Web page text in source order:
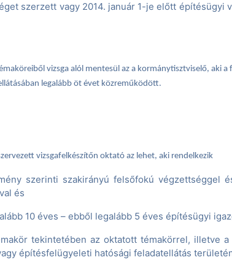
szerzett vagy 2014. január 1-je előtt építésügyi
vizsga alól mentesül az a kormánytisztviselő, aki
legalább öt évet közreműködött.
vizsgafelkészítőn oktató az lehet, aki rendelkezik
szerinti szakirányú felsőfokú végzettséggel
és
10 éves – ebből legalább 5 éves építésügyi
tekintetében az oktatott témakörrel, illetve
építésfelügyeleti hatósági feladatellátás